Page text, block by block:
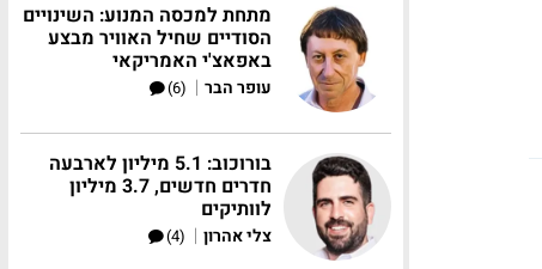
מתחת למכסה המנוע: השינויים
הסודיים שחיל האוויר מבצע
באפאצ'י האמריקאי
עופר הבר |
(6)
בורוכוב: 5.1 מיליון לארבעה
חדרים חדשים, 3.7 מיליון
לוותיקים
צלי אהרון |
(4)